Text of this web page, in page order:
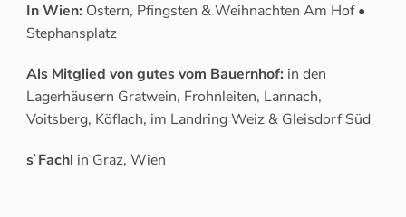
In Wien: Ostern, Pfingsten & Weihnachten Am Hof •
Stephansplatz
Als Mitglied von gutes vom Bauernhof: in den
Lagerhäusern Gratwein, Frohnleiten, Lannach,
Voitsberg, Köflach, im Landring Weiz & Gleisdorf Süd
s`Fachl in Graz, Wien